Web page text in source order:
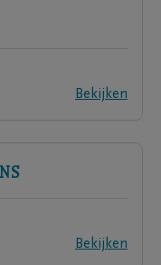
Bekijken
Bekijken